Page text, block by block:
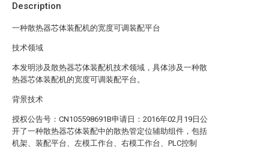
Description
一种散热器芯体装配机的宽度可调装配平台
技术领域
本发明涉及散热器芯体装配机技术领域，具体涉及一种散
热器芯体装配机的宽度可调装配平台。
背景技术
授权公告号：CN105598691B申请日：2016年02月19日公
开了一种散热器芯体装配中的散热管定位辅助组件，包括
机架、装配平台、左模工作台、右模工作台、PLC控制